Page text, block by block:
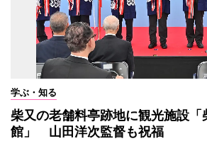
学ぶ・知る
柴又の老舗料亭跡地に観光施設
館」 山田洋次監督も祝福